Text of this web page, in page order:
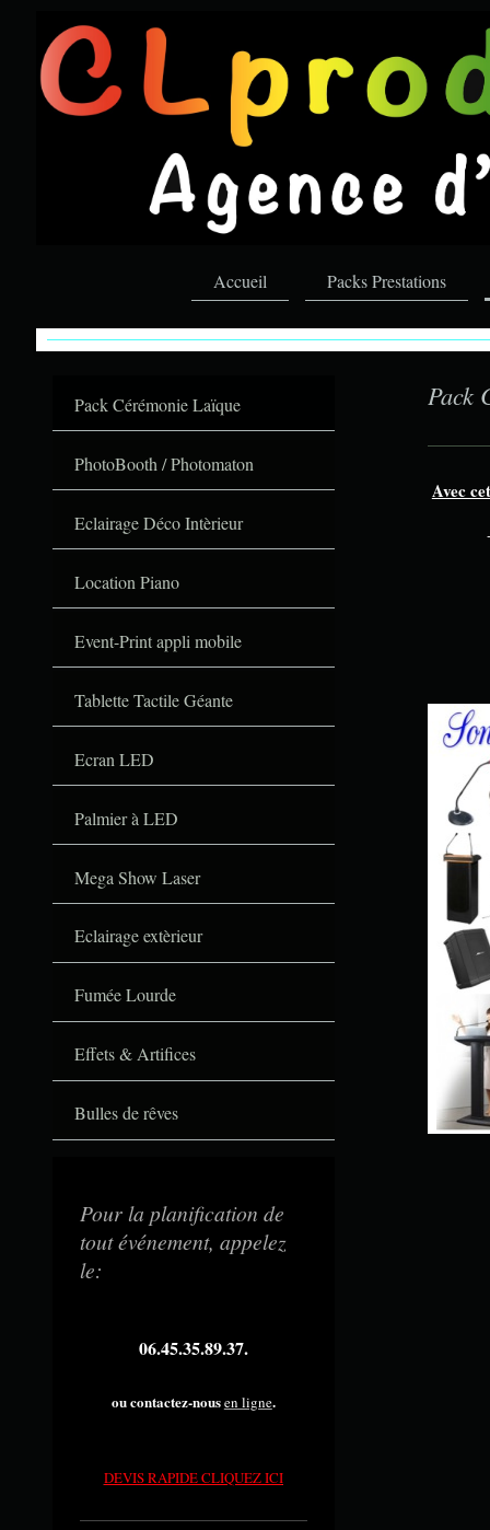
Accueil Packs Prestations
CLproduction.fr
votre partenaire évènementiel
Pack
Avec
Pack Cérémonie Laïque
PhotoBooth / Photomaton
Eclairage Déco Intèrieur
Location Piano
Event-Print appli mobile
Tablette Tactile Géante
Ecran LED
Palmier à LED
Mega Show Laser
Eclairage extèrieur
Fumée Lourde
Effets & Artifices
Bulles de rêves
Pour la planification de
tout événement, appelez
le:
06.45.35.89.37.
ou contactez-nousen ligne.
DEVIS RAPIDE CLIQUEZ ICI